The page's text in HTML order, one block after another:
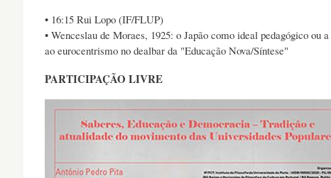
• 16:15 Rui Lopo (IF/FLUP)
• Wenceslau de Moraes, 1925: o Japão como ideal pedagógico ou
ao eurocentrismo no dealbar da "Educação Nova/Síntese"
PARTICIPAÇÃO LIVRE